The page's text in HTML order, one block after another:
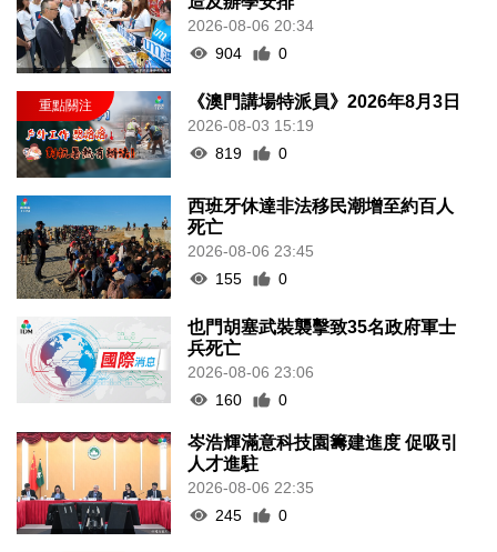
2026-08-06 20:34
904
0
《澳門講場特派員》2026年8月3日
2026-08-03 15:19
819
0
西班牙休達非法移民潮增至約百人
死亡
2026-08-06 23:45
155
0
也門胡塞武裝襲擊致35名政府軍士
兵死亡
2026-08-06 23:06
160
0
岑浩輝滿意科技園籌建進度 促吸引
人才進駐
2026-08-06 22:35
245
0